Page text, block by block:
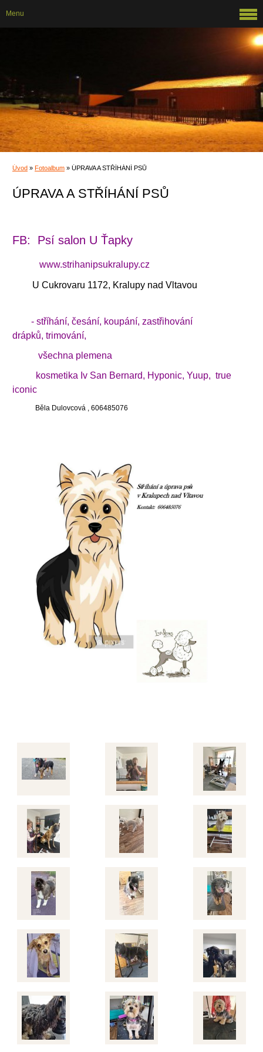
Úvod » Fotoalbum » ÚPRAVA A STŘÍHÁNÍ PSŮ
ÚPRAVA A STŘÍHÁNÍ PSŮ
FB: Psí salon U Ťapky
www.strihanipsukralupy.cz
U Cukrovaru 1172, Kralupy nad Vltavou
- stříhání, česání, koupání, zastřihování
drápků, trimování,
všechna plemena
kosmetika Iv San Bernard, Hyponic, Yuup, true
iconic
Běla Dulovcová , 606485076
Menu